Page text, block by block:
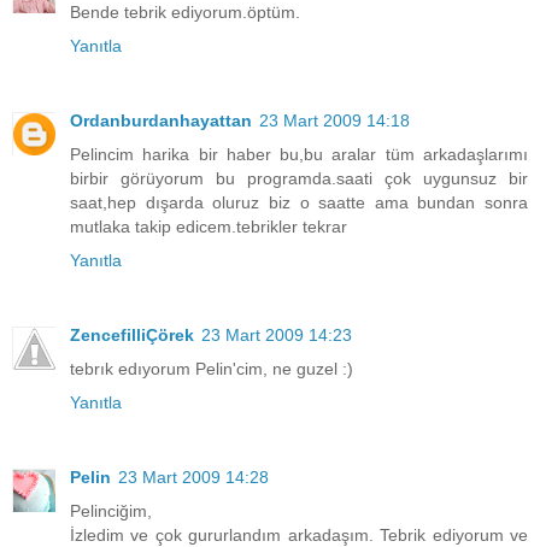
Bende tebrik ediyorum.öptüm.
Yanıtla
Ordanburdanhayattan 23 Mart 2009 14:18
Pelincim harika bir haber bu,bu aralar tüm arkadaşlarımı
birbir görüyorum bu programda.saati çok uygunsuz bir
saat,hep dışarda oluruz biz o saatte ama bundan sonra
mutlaka takip edicem.tebrikler tekrar
Yanıtla
ZencefilliÇörek 23 Mart 2009 14:23
tebrık edıyorum Pelin'cim, ne guzel :)
Yanıtla
Pelin 23 Mart 2009 14:28
Pelinciğim,
İzledim ve çok gururlandım arkadaşım. Tebrik ediyorum ve